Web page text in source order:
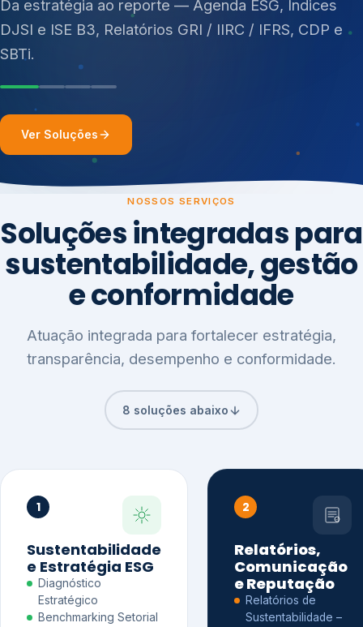
Ver Soluções
NOSSOS SERVIÇOS
Soluções integradas para
sustentabilidade, gestão
e conformidade
Atuação integrada para fortalecer estratégia,
transparência, desempenho e conformidade.
8 soluções abaixo
1
Sustentabilidade
e Estratégia ESG
Diagnóstico
Estratégico
Benchmarking Setorial
2
Relatórios,
Comunicação
e Reputação
Relatórios de
Sustentabilidade –